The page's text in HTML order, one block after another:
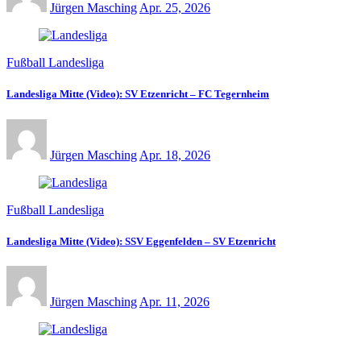
Jürgen Masching Apr. 25, 2026
Fußball Landesliga
Landesliga Mitte (Video): SV Etzenricht – FC Tegernheim
Jürgen Masching Apr. 18, 2026
Fußball Landesliga
Landesliga Mitte (Video): SSV Eggenfelden – SV Etzenricht
Jürgen Masching Apr. 11, 2026